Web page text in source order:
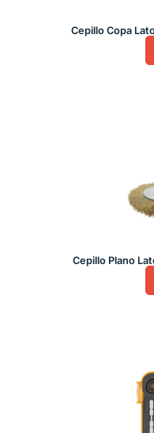
Cepillo Copa
Cepillo Plano